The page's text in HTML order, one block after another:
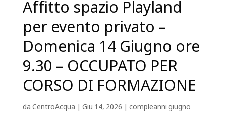
Affitto spazio Playland
per evento privato –
Domenica 14 Giugno ore
9.30 – OCCUPATO PER
CORSO DI FORMAZIONE
daCentroAcqua | Giu 14, 2026 | compleanni giugno